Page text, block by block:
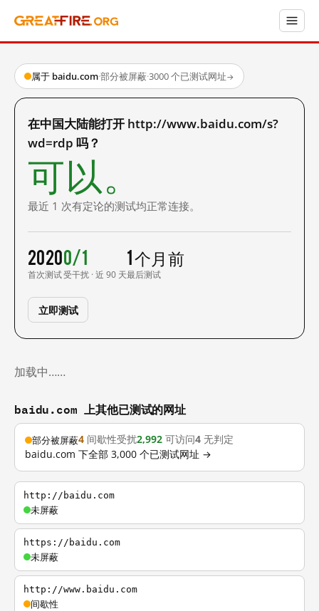
属于 baidu.com·部分被屏蔽·3000 个已测试网址→
在中国大陆能打开 http://www.baidu.com/s?
wd=rdp 吗？
可以。
最近 1 次有定论的测试均正常连接。
2020
首次测试
0/1
受干扰 · 近 90 天
1 个月前
最后测试
立即测试
加载中……
baidu.com 上其他已测试的网址
部分被屏蔽4 间歇性受扰2,992 可访问4 无判定
baidu.com 下全部 3,000 个已测试网址 →
http://baidu.com
未屏蔽
https://baidu.com
未屏蔽
http://www.baidu.com
间歇性